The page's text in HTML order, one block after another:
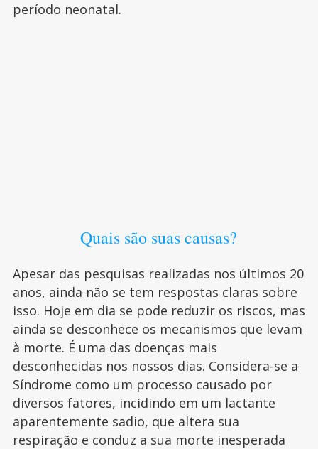
período neonatal.
Quais são suas causas?
Apesar das pesquisas realizadas nos últimos 20
anos, ainda não se tem respostas claras sobre
isso. Hoje em dia se pode reduzir os riscos, mas
ainda se desconhece os mecanismos que levam
à morte. É uma das doenças mais
desconhecidas nos nossos dias. Considera-se a
Síndrome como um processo causado por
diversos fatores, incidindo em um lactante
aparentemente sadio, que altera sua
respiração e conduz a sua morte inesperada